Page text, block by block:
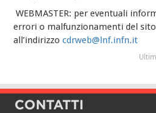
WEBMASTER: per eventuali
errori o malfunzionamenti del
all’indirizzocdrweb@lnf.infn.it
CONTATTI